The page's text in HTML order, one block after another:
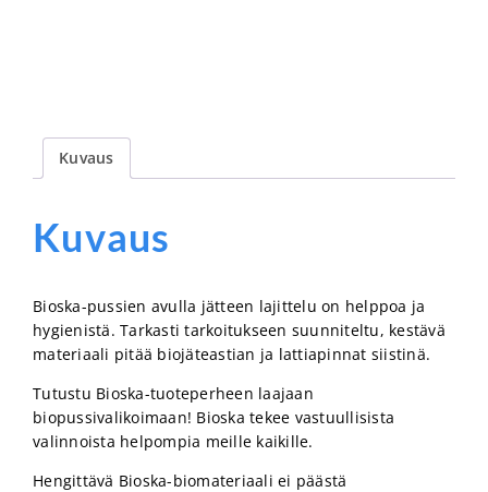
Kuvaus
Kuvaus
Bioska-pussien avulla jätteen lajittelu on helppoa ja
hygienistä. Tarkasti tarkoitukseen suunniteltu, kestävä
materiaali pitää biojäteastian ja lattiapinnat siistinä.
Tutustu Bioska-tuoteperheen laajaan
biopussivalikoimaan! Bioska tekee vastuullisista
valinnoista helpompia meille kaikille.
Hengittävä Bioska-biomateriaali ei päästä